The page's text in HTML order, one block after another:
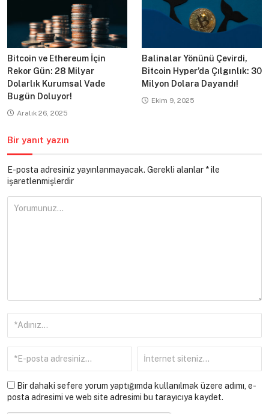
Bitcoin ve Ethereum İçin
Rekor Gün: 28 Milyar
Dolarlık Kurumsal Vade
Bugün Doluyor!
Aralık 26, 2025
Balinalar Yönünü Çevirdi,
Bitcoin Hyper’da Çılgınlık: 30
Milyon Dolara Dayandı!
Ekim 9, 2025
Bir yanıt yazın
E-posta adresiniz yayınlanmayacak. Gerekli alanlar *ile
işaretlenmişlerdir
Bir dahaki sefere yorum yaptığımda kullanılmak üzere adımı, e-
posta adresimi ve web site adresimi bu tarayıcıya kaydet.